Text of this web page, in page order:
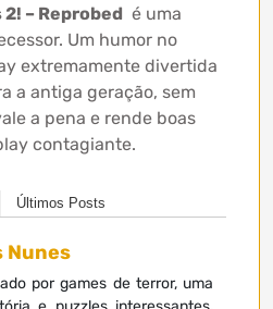
– Reprobed é uma
Um humor no
extremamente divertida
a antiga geração, sem
a pena e rende boas
contagiante.
Últimos Posts
Nunes
por games de terror, uma